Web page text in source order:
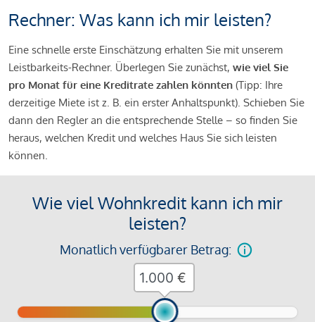
Rechner: Was kann ich mir leisten?
Eine schnelle erste Einschätzung erhalten Sie mit unserem
Leistbarkeits-Rechner. Überlegen Sie zunächst, wie viel Sie
pro Monat für eine Kreditrate zahlen könnten (Tipp: Ihre
derzeitige Miete ist z. B. ein erster Anhaltspunkt). Schieben Sie
dann den Regler an die entsprechende Stelle – so finden Sie
heraus, welchen Kredit und welches Haus Sie sich leisten
können.
Wie viel Wohnkredit kann ich mir
leisten?
Monatlich verfügbarer Betrag:
€